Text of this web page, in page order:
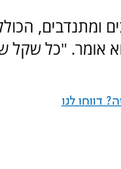
ומתנדבים,
אומר. "כל שקל
דווחו לנו